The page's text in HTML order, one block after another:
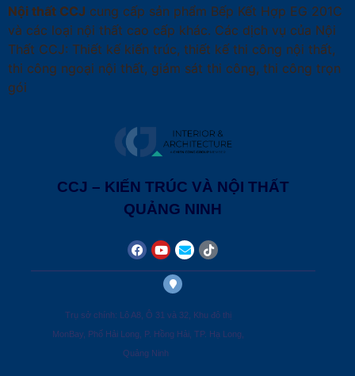
Nội thất CCJ cung cấp sản phẩm Bếp Kết Hợp EG 201C
và các loại nội thất cao cấp khác. Các dịch vụ của Nội
Thất CCJ: Thiết kế kiến trúc, thiết kế thi công nội thất,
thi công ngoại nội thất, giám sát thi công, thi công trọn
gói
CCJ – KIẾN TRÚC VÀ NỘI THẤT
QUẢNG NINH
Trụ sở chính: Lô A8, Ô 31 và 32, Khu đô thị
MonBay, Phố Hải Long, P. Hồng Hải, TP. Hạ Long,
Quảng Ninh